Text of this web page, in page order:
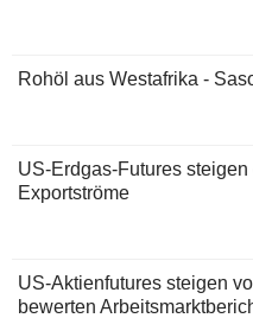
Rohöl aus Westafrika -
US-Erdgas-Futures
Exportströme
US-Aktienfutures steigen
bewerten